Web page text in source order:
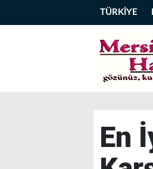
TÜRKİYE
En